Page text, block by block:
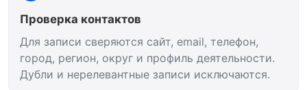
Проверка контактов
Для записи сверяются сайт, email, телефон,
город, регион, округ и профиль деятельности.
Дубли и нерелевантные записи исключаются.